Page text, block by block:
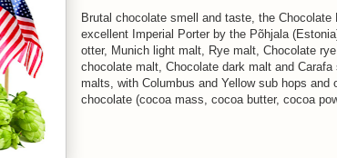
Brutal chocolate smell and taste, the Chocolate
excellent Imperial Porter by the Põhjala
otter, Munich light malt, Rye malt, Chocolate
chocolate malt, Chocolate dark malt and Carafa
malts, with Columbus and Yellow sub hops and
chocolate (cocoa mass, cocoa butter, cocoa